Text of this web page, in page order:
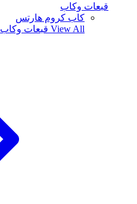
قبعات وكاب
كاب كروم هارتس
View All قبعات وكاب